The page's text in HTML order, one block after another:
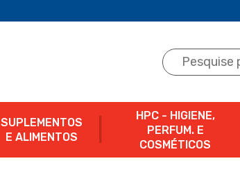
SUPLEMENTOS
E ALIMENTOS
HPC - HIGIENE,
PERFUM. E
COSMÉTICOS